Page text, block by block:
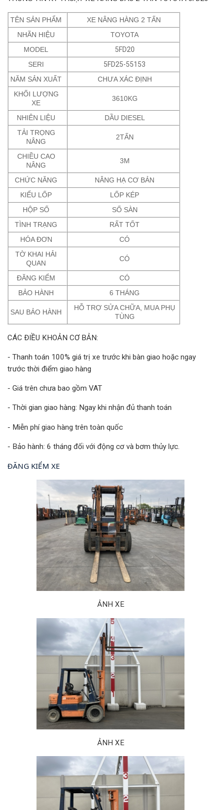
TÊN SẢN PHẨM
XE NÂNG HÀNG 2 TẤN
NHÃN HIỆU
TOYOTA
MODEL
5FD20
SERI
5FD25-55153
NĂM SẢN XUẤT
CHƯA XÁC ĐỊNH
KHỐI LƯỢNG
XE
3610KG
NHIÊN LIỆU
DẦU DIESEL
TẢI TRỌNG
NÂNG
2TẤN
CHIỀU CAO
NÂNG
3M
CHỨC NĂNG
NÂNG HẠ CƠ BẢN
KIỂU LỐP
LỐP KÉP
HỘP SỐ
SỐ SÀN
TÌNH TRẠNG
RẤT TỐT
HÓA ĐƠN
CÓ
TỜ KHAI HẢI
QUAN
CÓ
ĐĂNG KIỂM
CÓ
BẢO HÀNH
6 THÁNG
SAU BẢO HÀNH
HỖ TRỢ SỬA CHỮA, MUA PHỤ
TÙNG
CÁC ĐIỀU KHOẢN CƠ BẢN:
- Thanh toán 100% giá trị xe trước khi bàn giao hoặc ngay
trước thời điểm giao hàng
- Giá trên chưa bao gồm VAT
- Thời gian giao hàng: Ngay khi nhận đủ thanh toán
- Miễn phí giao hàng trên toàn quốc
- Bảo hành: 6 tháng đối với động cơ và bơm thủy lực.
ĐĂNG KIỂM XE
ẢNH XE
ẢNH XE